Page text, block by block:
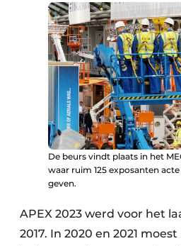
De beurs vindt plaats in het
waar ruim 125 exposanten
geven.
APEX 2023 werd voor het
2017. In 2020 en 2021